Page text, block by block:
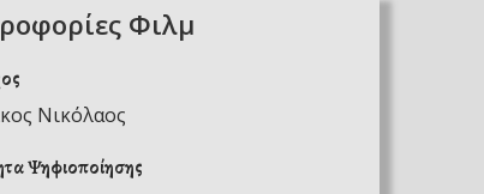
Φιλμ
Νικόλαος
Ψηφιοποίησης